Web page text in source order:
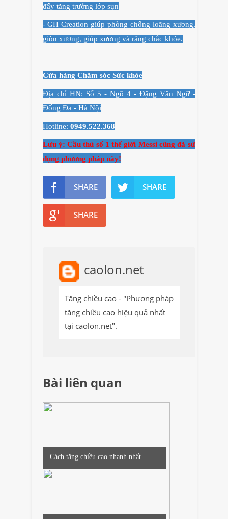
đẩy tăng trưởng lớp sụn
- GH Creation giúp phòng chống loãng xương,
giòn xương, giúp xương và răng chắc khỏe.
Cửa hàng Chăm sóc Sức khỏe
Địa chỉ HN: Số 5 - Ngõ 4 - Đặng Văn Ngữ -
Đống Đa - Hà Nội
Hotline: 0949.522.368
Lưu ý: Cầu thủ số 1 thế giới Messi cũng đã sử
dụng phương pháp này!
SHARE SHARE
SHARE
caolon.net
Tăng chiều cao - "Phương pháp
tăng chiều cao hiệu quả nhất
tại caolon.net".
Bài liên quan
Cách tăng chiều cao nhanh nhất